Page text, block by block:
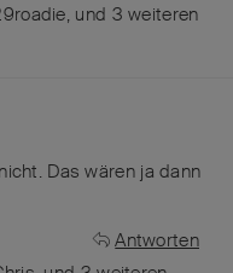
, und 3 weiteren
Das wären ja dann
Antworten